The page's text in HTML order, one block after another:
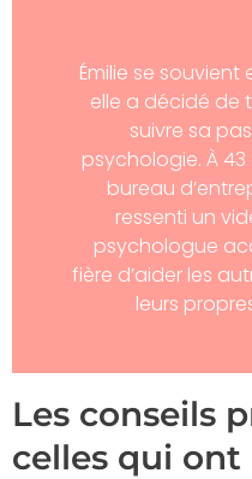
Émilie se
elle a décidé de
suivre sa
psychologie. À
bureau
ressenti un
psychologue
fière d’aider les
leurs
Les conseils
celles qui ont